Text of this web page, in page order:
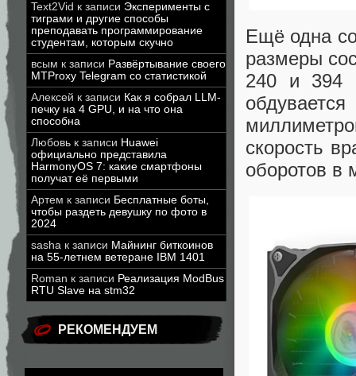
Text2Vid к записи Эксперименты с
тиграми и другие способы
преподавать программирование
студентам, которым скучно
всым к записи Развёртывание своего
MTProxy Telegram со статистикой
Алексей к записи Как я собрал LLM-
печку на 4 GPU, и на что она
способна
Любовь к записи Huawei
официально представила
HarmonyOS 7: какие смартфоны
получат её первыми
Артем к записи Бесплатные боты,
чтобы раздеть девушку по фото в
2024
sasha к записи Майнинг биткоинов
на 55-летнем ветеране IBM 1401
Roman к записи Реализация ModBus
RTU Slave на stm32
РЕКОМЕНДУЕМ
Ещё одна
размеры
240 и 394
скорость
оборотов в